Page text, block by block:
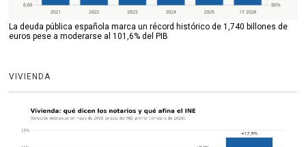
La deuda pública española marca un récord histórico de 1,740 billones de
euros pese a moderarse al 101,6% del PIB
VIVIENDA